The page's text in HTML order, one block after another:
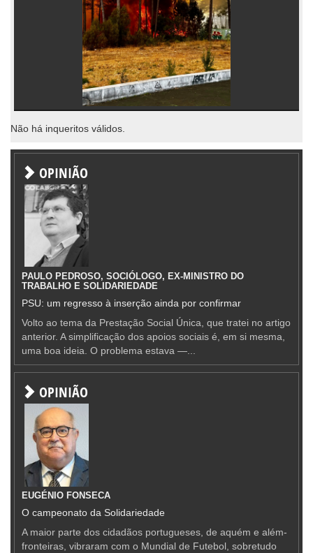
Não há inqueritos válidos.
OPINIÃO
PAULO PEDROSO, SOCIÓLOGO, EX-MINISTRO DO
TRABALHO E SOLIDARIEDADE
PSU: um regresso à inserção ainda por confirmar
Volto ao tema da Prestação Social Única, que tratei no artigo
anterior. A simplificação dos apoios sociais é, em si mesma,
uma boa ideia. O problema estava —...
OPINIÃO
EUGÉNIO FONSECA
O campeonato da Solidariedade
A maior parte dos cidadãos portugueses, de aquém e além-
fronteiras, vibraram com o Mundial de Futebol, sobretudo